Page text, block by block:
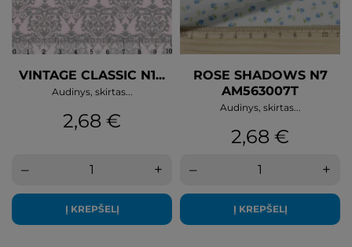
VINTAGE CLASSIC N1...
Audinys, skirtas...
Kaina
2,68 €
– +
Į KREPŠELĮ
ROSE SHADOWS N7
AM563007T
Audinys, skirtas...
Kaina
2,68 €
– +
Į KREPŠELĮ